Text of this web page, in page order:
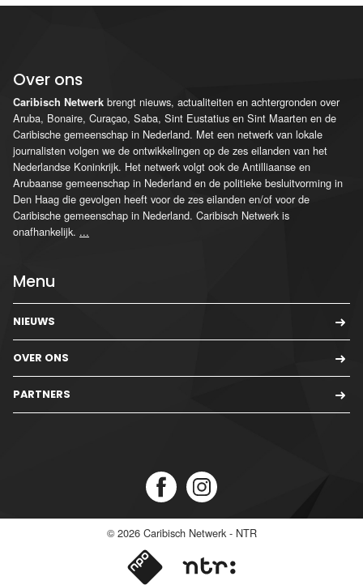
Over ons
Caribisch Netwerk brengt nieuws, actualiteiten en achtergronden over
Aruba, Bonaire, Curaçao, Saba, Sint Eustatius en Sint Maarten en de
Caribische gemeenschap in Nederland. Met een netwerk van lokale
journalisten volgen we de ontwikkelingen op de zes eilanden van het
Nederlandse Koninkrijk. Het netwerk volgt ook de Antilliaanse en
Arubaanse gemeenschap in Nederland en de politieke besluitvorming in
Den Haag die gevolgen heeft voor de zes eilanden en/of voor de
Caribische gemeenschap in Nederland. Caribisch Netwerk is
onafhankelijk. ...
Menu
NIEUWS
OVER ONS
PARTNERS
© 2026 Caribisch Netwerk - NTR